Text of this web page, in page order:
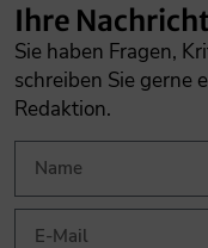
Ihre
Sie haben Fragen,
schreiben Sie gerne
Redaktion.